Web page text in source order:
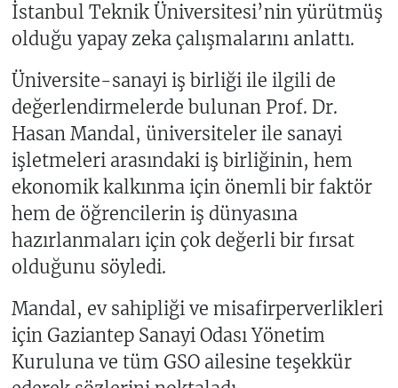
İstanbul Teknik Üniversitesi’nin yürütmüş
olduğu yapay zeka çalışmalarını anlattı.
Üniversite-sanayi iş birliği ile ilgili de
değerlendirmelerde bulunan Prof. Dr.
Hasan Mandal, üniversiteler ile sanayi
işletmeleri arasındaki iş birliğinin, hem
ekonomik kalkınma için önemli bir faktör
hem de öğrencilerin iş dünyasına
hazırlanmaları için çok değerli bir fırsat
olduğunu söyledi.
Mandal, ev sahipliği ve misafirperverlikleri
için Gaziantep Sanayi Odası Yönetim
Kuruluna ve tüm GSO ailesine teşekkür